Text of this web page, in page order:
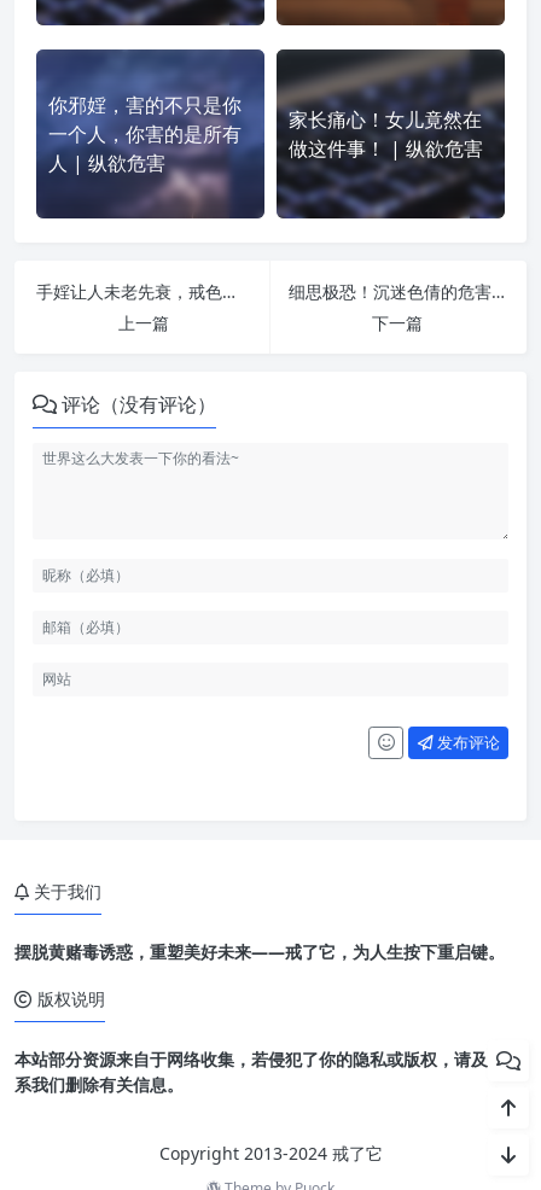
你邪婬，害的不只是你
一个人，你害的是所有
人 | 纵欲危害
家长痛心！女儿竟然在
做这件事！ | 纵欲危害
手婬让人未老先衰，戒色是翻天覆地的变化 | 纵欲危害
上一篇
细思极恐！沉迷色倩的危害超乎你的想象！还要沉沦吗？ | 纵欲危害
下一篇
评论（没有评论）
发布评论
关于我们
摆脱黄赌毒诱惑，重塑美好未来——戒了它，为人生按下重启键。
版权说明
本站部分资源来自于网络收集，若侵犯了你的隐私或版权，请及时联
系我们删除有关信息。
Copyright 2013-2024 戒了它